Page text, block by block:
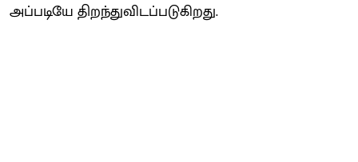
அப்படியே திறந்துவிடப்படுகிறது.